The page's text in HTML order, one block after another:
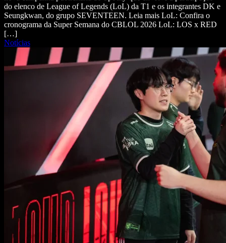
do elenco de League of Legends (LoL) da T1 e os integrantes DK e
Seungkwan, do grupo SEVENTEEN. Leia mais LoL: Confira o
cronograma da Super Semana do CBLOL 2026 LoL: LOS x RED
[…]
Notícias